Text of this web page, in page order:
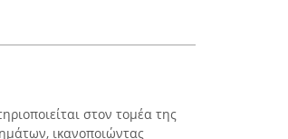
στον τομέα της
ικανοποιώντας